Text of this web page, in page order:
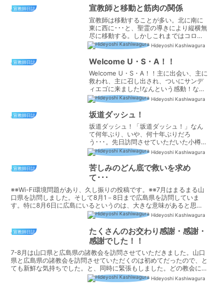
宣教師日誌 宣教師と移動と筋肉の関係
宣教師は移動することが多い。北に南に
東に西に･･･と、聖霊の導きにより縦横無
尽に移動する。しかしこれまではコロナ
禍でフィジカル部分の移動は制限されて
いた。けれども最近は少しずつだが移動
制限もなくなってきている。『やっ
と！』と、いったところだ...
Hideyoshi Kashiwagura
宣教師日誌 Welcome U・S・A！！
Welcome U・S・A！！主に出会い、主に
救われ、主に召し出され、ついにサンデ
ィエゴに来ました!なんという感動！なん
という期待！ なんという主の憐れみ！！I
met the Lord this place, the Lord
saved...
Hideyoshi Kashiwagura
宣教師日誌 坂道ダッシュ！
坂道ダッシュ！「坂道ダッシュ！」なん
て何年ぶり、いや、何十年ぶりだろ
う･･･。先日訪問させていただいた小樽福
音キリスト教会は坂の中腹(？)に建って
いる教会でした。会堂は洋風のきれいで
素敵な建物で、中からはオーシャンビュ
ーの絶景の会堂でした。...
Hideyoshi Kashiwagura
宣教師日誌
苦しみのどん底で救いを求め
て･･･
※※Wi-Fi環境問題があり、久し振りの投稿です。※※7月はまるまる山
口県を訪問しました。そして8月1－8日まで広島県を訪問していま
す。特に8月6日に広島にいるというのは、大きな意味があると思い
ます。主は、このような時に私を広島に置いて下さ...Hideyoshi Kashiwagura
宣教師日誌
たくさんのお交わり感謝・感謝・
感謝でした！！
7-8月は山口県と広島県の諸教会を訪問させていただきました。山口
県と広島県の諸教会を訪問させていただくのは初めてだったので、と
ても新鮮な気持ちでした。と、同時に緊張もしました。どの教会に行
っても、皆さん温かく迎え入れて下さいました。クリスチ...
Hideyoshi Kashiwagura